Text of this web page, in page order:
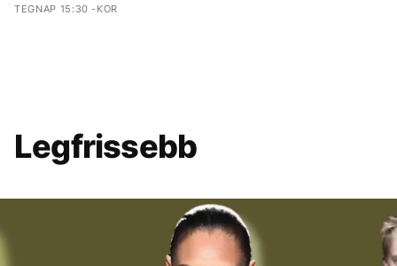
TEGNAP 15:30 -KOR
Legfrissebb